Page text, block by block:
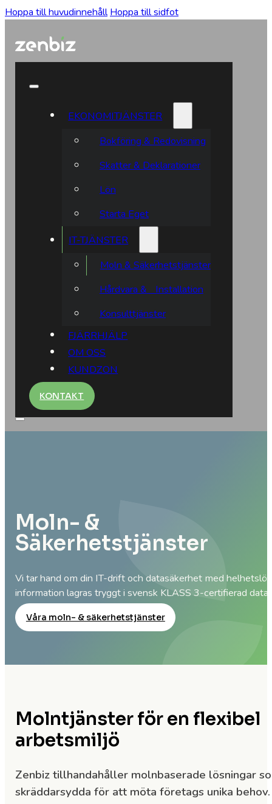
Hoppa till huvudinnehåll Hoppa till sidfot
EKONOMITJÄNSTER
Bokföring & Redovisning
Skatter & Deklarationer
Lön
Starta Eget
IT-TJÄNSTER
Moln & Säkerhetstjänster
Hårdvara & Installation
Konsulttjänster
FJÄRRHJÄLP
OM OSS
KUNDZON
KONTAKT
Moln- &
Säkerhetstjänster
Vi tar hand om din IT-drift och datasäkerhet med
information lagras tryggt i svensk KLASS 3-certifierad
Våra moln- & säkerhetstjänster
Molntjänster för en flexibel
arbetsmiljö
Zenbiz tillhandahåller molnbaserade lösningar
skräddarsydda för att möta företags unika